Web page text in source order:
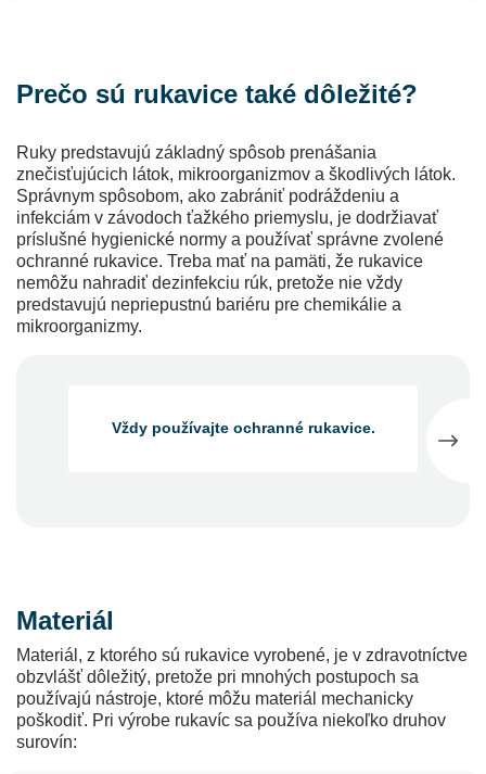
Prečo sú rukavice také dôležité?
Ruky predstavujú základný spôsob prenášania
znečisťujúcich látok, mikroorganizmov a škodlivých látok.
Správnym spôsobom, ako zabrániť podráždeniu a
infekciám v závodoch ťažkého priemyslu, je dodržiavať
príslušné hygienické normy a používať správne zvolené
ochranné rukavice. Treba mať na pamäti, že rukavice
nemôžu nahradiť dezinfekciu rúk, pretože nie vždy
predstavujú nepriepustnú bariéru pre chemikálie a
mikroorganizmy.
Vždy používajte ochranné rukavice.
Vždy zvoľte rukavice s certifikátom CE a
rukavice, ktoré sú v súlade so smernicami
89/656/EHS a 89/686/EHS.
Materiál
Materiál, z ktorého sú rukavice vyrobené, je v zdravotníctve
obzvlášť dôležitý, pretože pri mnohých postupoch sa
používajú nástroje, ktoré môžu materiál mechanicky
poškodiť. Pri výrobe rukavíc sa používa niekoľko druhov
surovín: